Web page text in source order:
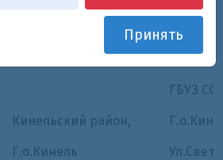
с. Алексеевка с.
ул.
Кинельский район,
Г.о.Кинель
ГБУЗ СО
Принять